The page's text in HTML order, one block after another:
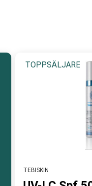
TOPPSÄLJARE
TEBISKIN